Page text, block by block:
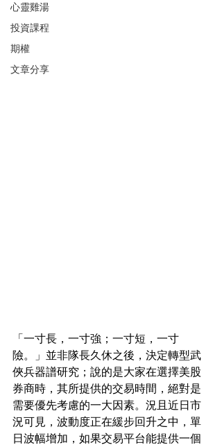
心靈雞湯
投資課程
期權
文章分享
「一寸長，一寸強；一寸短，一寸
險。」並非隊長久休之後，決定轉型武
俠兵器譜研究；說的是大家在選擇美股
券商時，其所提供的交易時間，絕對是
需要優先考慮的一大因素。況且近日市
況可見，波動度正在緩步回升之中，單
日波幅增加，如果交易平台能提供一個